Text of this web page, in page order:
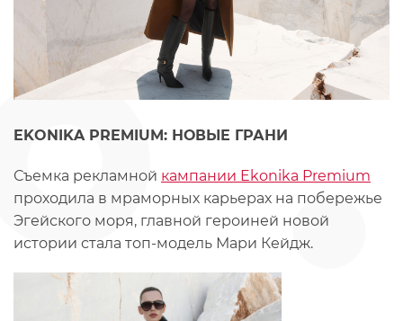
EKONIKA PREMIUM: НОВЫЕ ГРАНИ
Съемка рекламной кампании Ekonika Premium
проходила в мраморных карьерах на побережье
Эгейского моря, главной героиней новой
истории стала топ-модель Мари Кейдж.